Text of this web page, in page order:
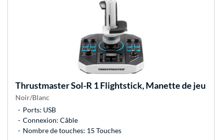
ThrustmasterSol-R 1 Flightstick, Manette de jeu
Noir/Blanc
Ports: USB
Connexion: Câble
Nombre de touches: 15 Touches